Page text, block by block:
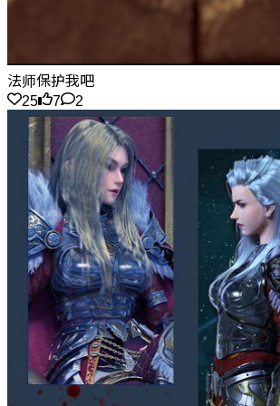
法师保护我吧
25
7 2